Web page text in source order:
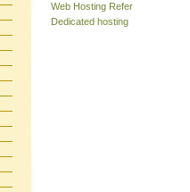
Web Hosting Refer
Dedicated hosting